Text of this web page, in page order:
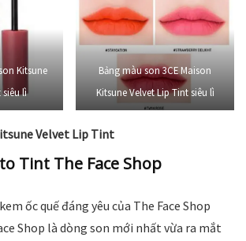
Kitsune
siêu lì
Bảng màu son 3CE Maison
Kitsune Velvet Lip Tint siêu lì
Velvet Lip Tint
Tint The Face Shop
ốc quế đáng yêu của The Face Shop
Shop là dòng son mới nhất vừa ra mắt